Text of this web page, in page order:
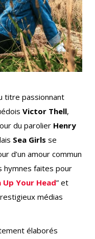
titre passionnant
Victor Thell,
du parolier Henry
Sea Girls se
d’un amour commun
hymnes faites pour
Up Your Head” et
médias
élaborés